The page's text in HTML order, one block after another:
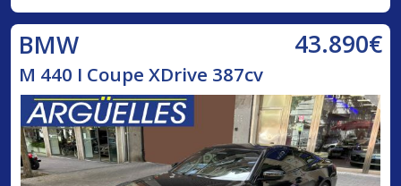
BMW 43.890€
M 440 I Coupe XDrive 387cv